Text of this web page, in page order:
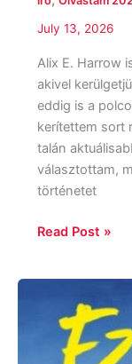
July 13, 2026
Alix E. Harrow
akivel
eddig is a
kerítettem sort
talán
választottam,
történetet
Read Post »
MacLean:
Ezek